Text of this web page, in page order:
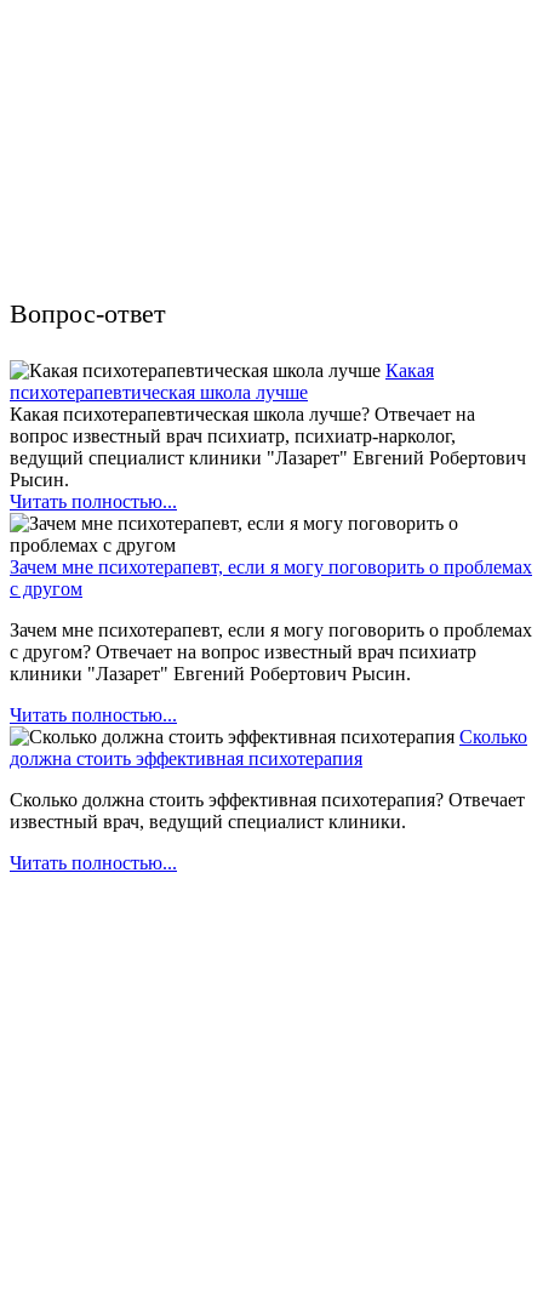
Вопрос-ответ
Какая
психотерапевтическая школа лучше
Какая психотерапевтическая школа лучше? Отвечает на
вопрос известный врач психиатр, психиатр-нарколог,
ведущий специалист клиники "Лазарет" Евгений Робертович
Рысин.
Читать полностью...
Зачем мне психотерапевт, если я могу поговорить о проблемах
с другом
Зачем мне психотерапевт, если я могу поговорить о проблемах
с другом? Отвечает на вопрос известный врач психиатр
клиники "Лазарет" Евгений Робертович Рысин.
Читать полностью...
Сколько
должна стоить эффективная психотерапия
Сколько должна стоить эффективная психотерапия? Отвечает
известный врач, ведущий специалист клиники.
Читать полностью...